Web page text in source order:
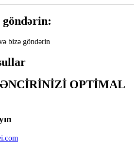
göndərin:
bizə göndərin
OPTİMAL